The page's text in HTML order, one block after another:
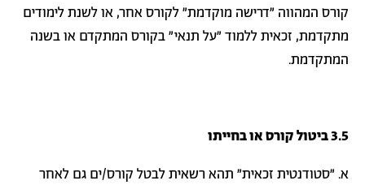
קורס המהווה "דרישה מוקדמת" לקורס אחר, או לשנת לימודים
מתקדמת, זכאית ללמוד "על תנאי" בקורס המתקדם או בשנה
המתקדמת.
3.5 ביטול קורס או בחייתו
א. "סטודנטית זכאית" תהא רשאית לבטל קורס/ים גם לאחר